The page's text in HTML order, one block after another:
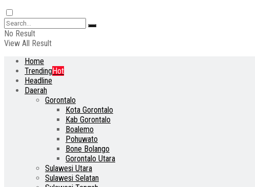
No Result
View All Result
Home
TrendingHot
Headline
Daerah
Gorontalo
Kota Gorontalo
Kab Gorontalo
Boalemo
Pohuwato
Bone Bolango
Gorontalo Utara
Sulawesi Utara
Sulawesi Selatan